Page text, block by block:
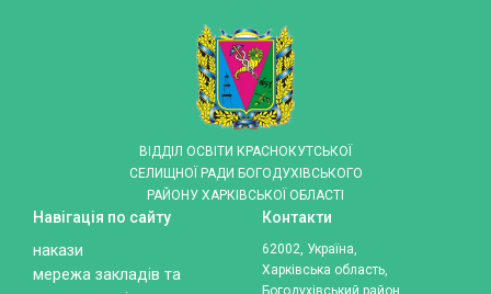
ВІДДІЛ ОСВІТИ КРАСНОКУТСЬКОЇ
СЕЛИЩНОЇ РАДИ БОГОДУХІВСЬКОГО
РАЙОНУ ХАРКІВСЬКОЇ ОБЛАСТІ
Навігація по сайту
накази
мережа закладів та
Контакти
62002, Україна,
Харківська область,
Богодухівський район,